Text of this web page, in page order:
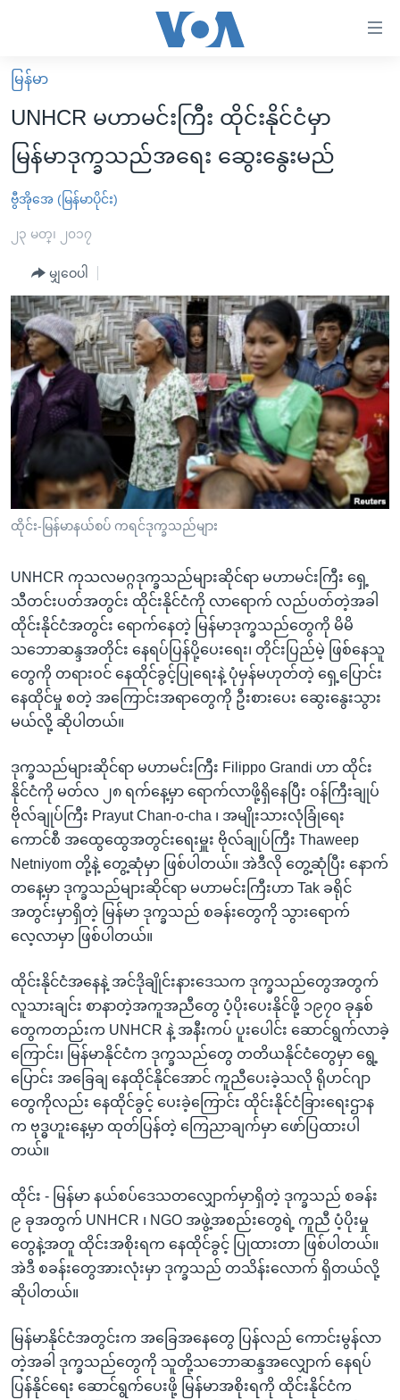
လွယ်ကူ
စေ
သည့်
Link
များ
ပင်မ
ကျော်
ကြည့်
ရန်
ပင်မ
အ
စာမျက်နှာ
ကျော်
ကြည့်
ရှာဖွေ
ရန်
နေရာ
သို့
ကျော်
ရန်
မူလစာမျက်နှာ
မြန်မာ
ကမ္ဘာ့သတင်းများ
နိုင်ငံတကာ
အစ္စရေး-ပါလက်စတိုင်း
ဗွီဒီယို
အင်္ဂလိပ်စာလေ့လာမယ်
အမေရိကန်သုံးအီဒီယံ
မကြေးမုံရဲ့ အင်္ဂလိပ်စာ
ရုပ်ရှင်ထဲက အင်္ဂလိပ်စာ
သုတပဒေသာ အင်္ဂလိပ်စာ
အပတ်စဉ်ကဏ္ဍများ
ရေဒီယို
တီဗွီ
ရေဒီယိုနှင့်ရုပ်သံ အချက်အလက်များ
ရေဒီယို/တီဗွီအစီအစဉ်
Learning English
ဗွီအိုအေ လူမှုကွန်ယက်များ
မြန်မာ
UNHCR မဟာမင်းကြီး ထိုင်းနိုင်ငံမှာ
မြန်မာဒုက္ခသည်အရေး ဆွေးနွေးမည်
ဗွီအိုအေ (မြန်မာပိုင်း)
၂၃ မတ္၊ ၂၀၁၇
မျှဝေပါ
ထိုင်း-မြန်မာနယ်စပ် ကရင်ဒုက္ခသည်များ
UNHCR ကုသလမဂ္ဂဒုက္ခသည်များဆိုင်ရာ မဟာမင်းကြီး ရှေ့
သီတင်းပတ်အတွင်း ထိုင်းနိုင်ငံကို လာရောက် လည်ပတ်တဲ့အခါ
ထိုင်းနိုင်ငံအတွင်း ရောက်နေတဲ့ မြန်မာဒုက္ခသည်တွေကို မိမိ
သဘောဆန္ဒအတိုင်း နေရပ်ပြန်ပို့ပေးရေး၊ တိုင်းပြည်မဲ့ ဖြစ်နေသူ
တွေကို တရားဝင် နေထိုင်ခွင့်ပြုရေးနဲ့ ပုံမှန်မဟုတ်တဲ့ ရှေ့ပြောင်း
နေထိုင်မှု စတဲ့ အကြောင်းအရာတွေကို ဦးစားပေး ဆွေးနွေးသွား
မယ်လို့ ဆိုပါတယ်။
ဒုက္ခသည်များဆိုင်ရာ မဟာမင်းကြီး Filippo Grandi ဟာ ထိုင်း
နိုင်ငံကို မတ်လ ၂၈ ရက်နေ့မှာ ရောက်လာဖို့ရှိနေပြီး ဝန်ကြီးချုပ်
ဗိုလ်ချုပ်ကြီး Prayut Chan-o-cha ၊ အမျိုးသားလုံခြုံရေး
ကောင်စီ အထွေထွေအတွင်းရေးမှူး ဗိုလ်ချုပ်ကြီး Thaweep
Netniyom တို့နဲ့ တွေ့ဆုံမှာ ဖြစ်ပါတယ်။ အဲဒီလို တွေ့ဆုံပြီး နောက်
တနေ့မှာ ဒုက္ခသည်များဆိုင်ရာ မဟာမင်းကြီးဟာ Tak ခရိုင်
အတွင်းမှာရှိတဲ့ မြန်မာ ဒုက္ခသည် စခန်းတွေကို သွားရောက်
လေ့လာမှာ ဖြစ်ပါတယ်။
ထိုင်းနိုင်ငံအနေနဲ့ အင်ဒိုချိုင်းနားဒေသက ဒုက္ခသည်တွေအတွက်
လူသားချင်း စာနာတဲ့အကူအညီတွေ ပံ့ပိုးပေးနိုင်ဖို့ ၁၉၇၀ ခုနှစ်
တွေကတည်းက UNHCR နဲ့ အနီးကပ် ပူးပေါင်း ဆောင်ရွက်လာခဲ့
ကြောင်း၊ မြန်မာနိုင်ငံက ဒုက္ခသည်တွေ တတိယနိုင်ငံတွေမှာ ရွေ့
ပြောင်း အခြေချ နေထိုင်နိုင်အောင် ကူညီပေးခဲ့သလို ရိုဟင်ဂျာ
တွေကိုလည်း နေထိုင်ခွင့် ပေးခဲ့ကြောင်း ထိုင်းနိုင်ငံခြားရေးဌာန
က ဗုဒ္ဓဟူးနေ့မှာ ထုတ်ပြန်တဲ့ ကြေညာချက်မှာ ဖော်ပြထားပါ
တယ်။
ထိုင်း - မြန်မာ နယ်စပ်ဒေသတလျှောက်မှာရှိတဲ့ ဒုက္ခသည် စခန်း
၉ ခုအတွက် UNHCR ၊ NGO အဖွဲ့အစည်းတွေရဲ့ ကူညီ ပံ့ပိုးမှု
တွေနဲ့အတူ ထိုင်းအစိုးရက နေထိုင်ခွင့် ပြုထားတာ ဖြစ်ပါတယ်။
အဲဒီ စခန်းတွေအားလုံးမှာ ဒုက္ခသည် တသိန်းလောက် ရှိတယ်လို့
ဆိုပါတယ်။
မြန်မာနိုင်ငံအတွင်းက အခြေအနေတွေ ပြန်လည် ကောင်းမွန်လာ
တဲ့အခါ ဒုက္ခသည်တွေကို သူတို့သဘောဆန္ဒအလျှောက် နေရပ်
ပြန်နိုင်ရေး ဆောင်ရွက်ပေးဖို့ မြန်မာအစိုးရကို ထိုင်းနိုင်ငံက